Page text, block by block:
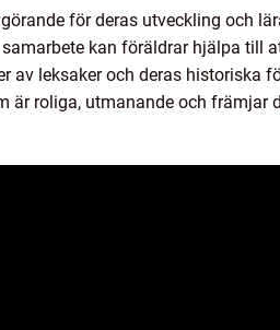
för deras utveckling och
kan föräldrar hjälpa till
av leksaker och deras historiska
är roliga, utmanande och